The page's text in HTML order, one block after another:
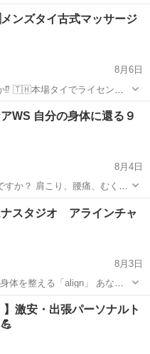
は？など、どんなことでもご
して、レッスンを体験 ●講師
ンズタイ古式マッサージ
8月6日
ス
ジ タイ式
WS 自分の身体に還る９
8月4日
痛、むく
を「年齢だから」「仕方な
肩こり
ナスタジオ アラインチャ
8月3日
体を整える「align」 あなた
して心と身体のお守りとなる
れたスタジオです。 ...
他 ヤムナ
】激安・出張パーソナルト